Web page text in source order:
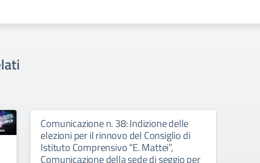
Comunicazione n. 38: Indizione delle
elezioni per il rinnovo del Consiglio di
Istituto Comprensivo “E. Mattei”,
Comunicazione della sede di seggio per